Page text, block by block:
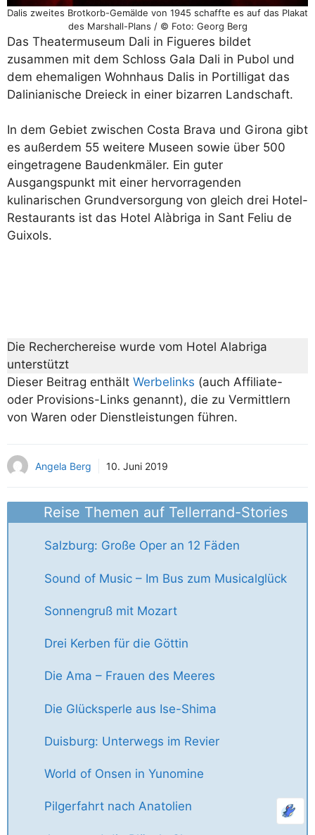
Dalis zweites Brotkorb-Gemälde von 1945 schaffte es auf das Plakat
des Marshall-Plans / © Foto: Georg Berg
Das Theatermuseum Dali in Figueres bildet
zusammen mit dem Schloss Gala Dali in Pubol und
dem ehemaligen Wohnhaus Dalis in Portilligat das
Dalinianische Dreieck in einer bizarren Landschaft.
In dem Gebiet zwischen Costa Brava und Girona gibt
es außerdem 55 weitere Museen sowie über 500
eingetragene Baudenkmäler. Ein guter
Ausgangspunkt mit einer hervorragenden
kulinarischen Grundversorgung von gleich drei Hotel-
Restaurants ist das Hotel Alàbriga in Sant Feliu de
Guixols.
Die Recherchereise wurde vom Hotel Alabriga
unterstützt
Dieser Beitrag enthält Werbelinks (auch Affiliate-
oder Provisions-Links genannt), die zu Vermittlern
von Waren oder Dienstleistungen führen.
Angela Berg 10. Juni 2019
Reise Themen auf Tellerrand-Stories
Salzburg: Große Oper an 12 Fäden
Sound of Music – Im Bus zum Musicalglück
Sonnengruß mit Mozart
Drei Kerben für die Göttin
Die Ama – Frauen des Meeres
Die Glücksperle aus Ise-Shima
Duisburg: Unterwegs im Revier
World of Onsen in Yunomine
Pilgerfahrt nach Anatolien